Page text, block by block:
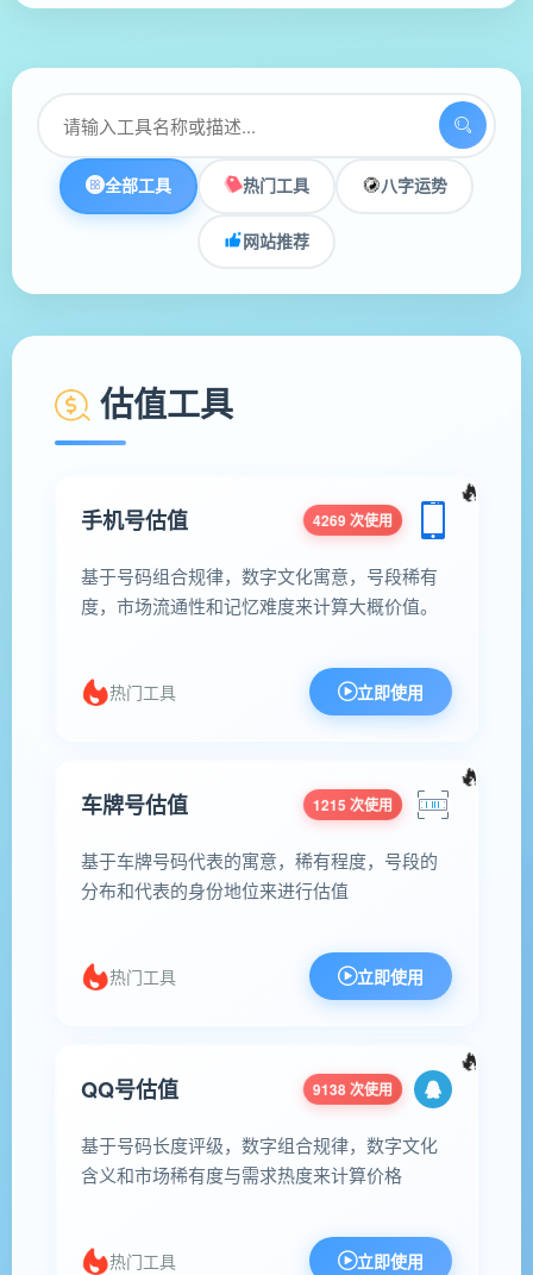
全部工具 热门工具 八字运势
网站推荐
估值工具
手机号估值 4269 次使用
基于号码组合规律，数字文化寓意，号段稀有
度，市场流通性和记忆难度来计算大概价值。
热门工具 立即使用
车牌号估值 1215 次使用
基于车牌号码代表的寓意，稀有程度，号段的
分布和代表的身份地位来进行估值
热门工具 立即使用
QQ号估值 9138 次使用
基于号码长度评级，数字组合规律，数字文化
含义和市场稀有度与需求热度来计算价格
热门工具 立即使用